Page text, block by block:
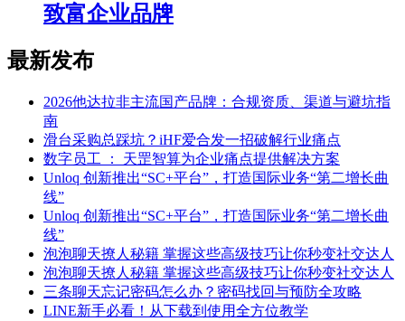
致富企业品牌
最新发布
2026他达拉非主流国产品牌：合规资质、渠道与避坑指
南
滑台采购总踩坑？iHF爱合发一招破解行业痛点
数字员工 ： 天罡智算为企业痛点提供解决方案
Unloq 创新推出“SC+平台”，打造国际业务“第二增长曲
线”
Unloq 创新推出“SC+平台”，打造国际业务“第二增长曲
线”
泡泡聊天撩人秘籍 掌握这些高级技巧让你秒变社交达人
泡泡聊天撩人秘籍 掌握这些高级技巧让你秒变社交达人
三条聊天忘记密码怎么办？密码找回与预防全攻略
LINE新手必看！从下载到使用全方位教学